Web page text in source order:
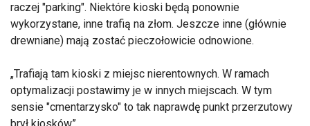
raczej "parking". Niektóre kioski będą ponownie
wykorzystane, inne trafią na złom. Jeszcze inne (głównie
drewniane) mają zostać pieczołowicie odnowione.
Trafiają tam kioski z miejsc nierentownych. W ramach
optymalizacji postawimy je w innych miejscach. W tym
sensie "cmentarzysko" to tak naprawdę punkt przerzutowy